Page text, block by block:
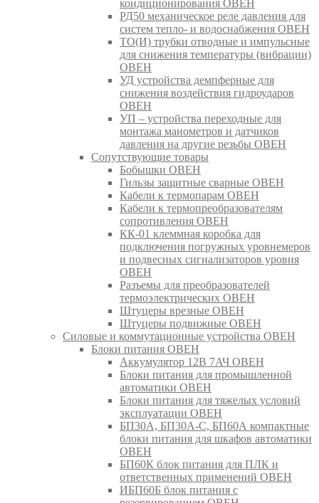
кондиционирования ОВЕН
РД50 механическое реле давления для
систем тепло- и водоснабжения ОВЕН
ТО(И) трубки отводные и импульсные
для снижения температуры (вибрации)
ОВЕН
УД устройства демпферные для
снижения воздействия гидроударов
ОВЕН
УП – устройства переходные для
монтажа манометров и датчиков
давления на другие резьбы ОВЕН
Сопутствующие товары
Бобышки ОВЕН
Гильзы защитные сварные ОВЕН
Кабели к термопарам ОВЕН
Кабели к термопреобразователям
сопротивления ОВЕН
КК-01 клеммная коробка для
подключения погружных уровнемеров
и подвесных сигнализаторов уровня
ОВЕН
Разъемы для преобразователей
термоэлектрических ОВЕН
Штуцеры врезные ОВЕН
Штуцеры подвижные ОВЕН
Силовые и коммутационные устройства ОВЕН
Блоки питания ОВЕН
Аккумулятор 12В 7АЧ ОВЕН
Блоки питания для промышленной
автоматики ОВЕН
Блоки питания для тяжелых условий
эксплуатации ОВЕН
БП30А, БП30А-С, БП60А компактные
блоки питания для шкафов автоматики
ОВЕН
БП60К блок питания для ПЛК и
ответственных применений ОВЕН
ИБП60Б блок питания с